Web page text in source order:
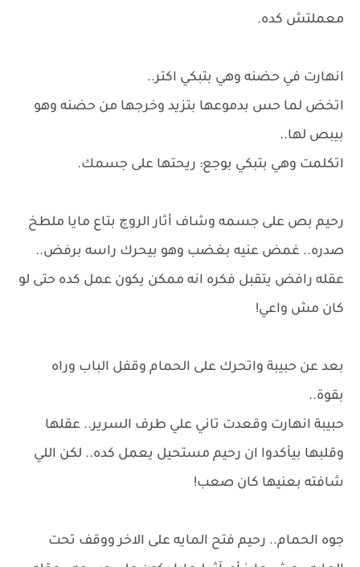
معملتش كده.
انهارت في حضنه وهي بتبكي اكتر..
اتخض لما حس بدموعها بتزيد وخرجها من حضنه وهو
بيبص لها..
اتكلمت وهي بتبكي بوجع: ريحتها على جسمك.
رحيم بص على جسمه وشاف أثار الروچ بتاع مايا ملطخ
صدره.. غمض عنيه بغضب وهو بيحرك راسه برفض..
عقله رافض يتقبل فكره انه ممكن يكون عمل كده حتى لو
كان مش واعي!
بعد عن حبيبة واتحرك على الحمام وقفل الباب وراه
بقوة..
حبيبة انهارت وقعدت تاني علي طرف السرير.. عقلها
وقلبها بيأكدوا ان رحيم مستحيل يعمل كده.. لكن اللي
شافته بعنيها كان صعب!
جوه الحمام.. رحيم فتح المايه على الاخر ووقف تحت